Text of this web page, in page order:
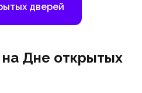
дверей
Дне открытых